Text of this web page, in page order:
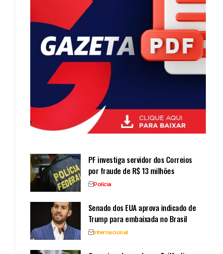
PF investiga servidor dos Correios
por fraude de R$ 13 milhões
Polícia
Senado dos EUA aprova indicado de
Trump para embaixada no Brasil
Internacional